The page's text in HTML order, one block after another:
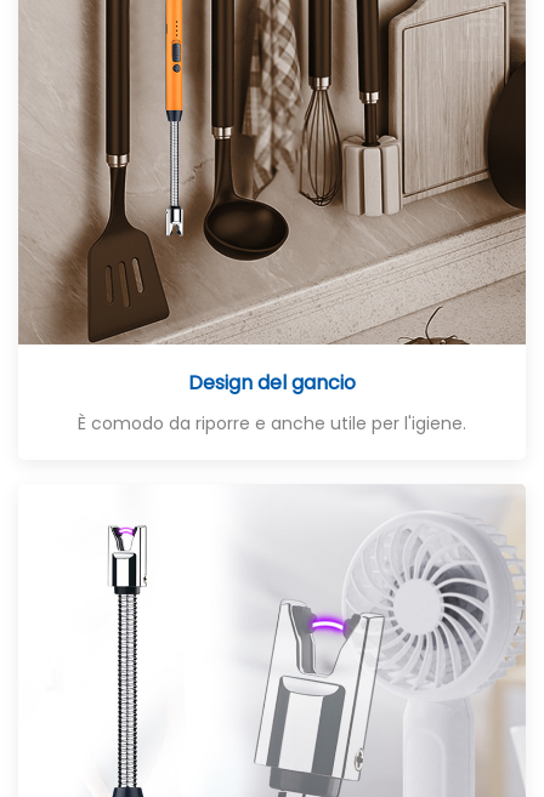
Design del gancio
È comodo da riporre e anche utile per l'igiene.